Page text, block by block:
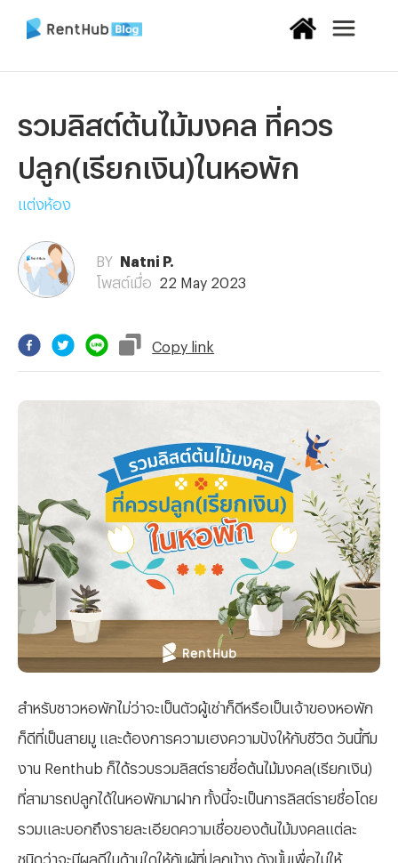
รวมลิสต์ต้นไม้มงคล ที่ควร
ปลูก(เรียกเงิน)ในหอพัก
แต่งห้อง
BY
Natni P.
โพสต์เมื่อ
22 May 2023
Copy link
สำหรับชาวหอพักไม่ว่าจะเป็นตัวผู้เช่าก็ดีหรือเป็นเจ้าของหอพัก
ก็ดีที่เป็นสายมู และต้องการความเฮงความปังให้กับชีวิต วันนี้ทีม
งาน Renthub ก็ได้รวบรวมลิสต์รายชื่อต้นไม้มงคล(เรียกเงิน)
ที่สามารถปลูกได้ในหอพักมาฝาก ทั้งนี้จะเป็นการลิสต์รายชื่อโดย
รวมและบอกถึงรายละเอียดความเชื่อของต้นไม้มงคลแต่ละ
ชนิดว่าจะมีผลดีในด้านใดให้กับผู้ที่ปลูกบ้าง ดังนั้นเพื่อไม่ให้